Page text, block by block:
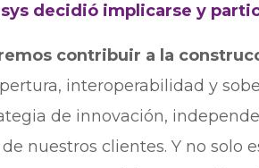
decidió implicarse y
contribuir a la
interoperabilidad y
de innovación,
nuestros clientes. Y no solo